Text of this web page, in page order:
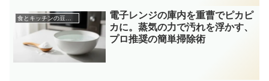
電子レンジの庫内を重曹でピカピ
カに。蒸気の力で汚れを浮かす、
プロ推奨の簡単掃除術